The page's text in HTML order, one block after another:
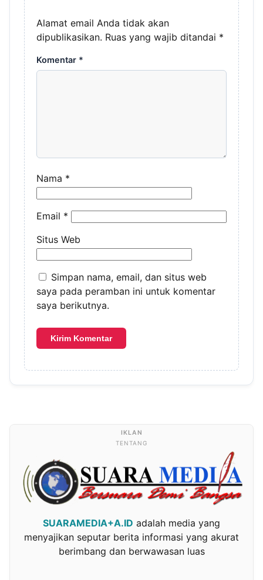
Alamat email Anda tidak akan
dipublikasikan. Ruas yang wajib ditandai *
Komentar *
Nama *
Email *
Situs Web
Simpan nama, email, dan situs web
saya pada peramban ini untuk komentar
saya berikutnya.
TENTANG
SUARAMEDIA+A.ID adalah media yang
menyajikan seputar berita informasi yang akurat
berimbang dan berwawasan luas